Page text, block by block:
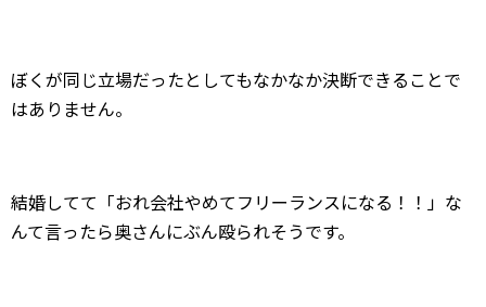
ぼくが同じ立場だったとしてもなかなか決断できることで
はありません。
結婚してて「おれ会社やめてフリーランスになる！！」な
んて言ったら奥さんにぶん殴られそうです。